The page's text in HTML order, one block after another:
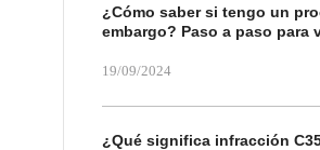
¿Cómo saber si tengo un
embargo? Paso a paso para
19/09/2024
¿Qué significa infracción